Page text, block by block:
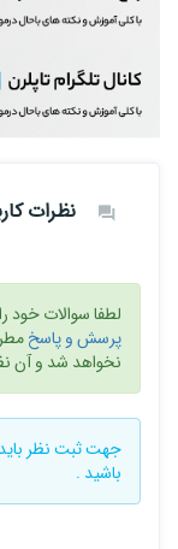
نظرات
لطفا سوالات خود
پرسش و پاسخ
نخواهد شد و آن
جهت ثبت نظر
باشید .